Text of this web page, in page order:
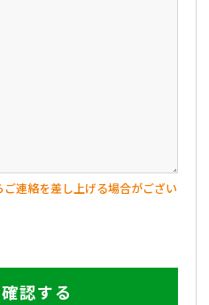
連絡を差し上げる場合がござい
認する